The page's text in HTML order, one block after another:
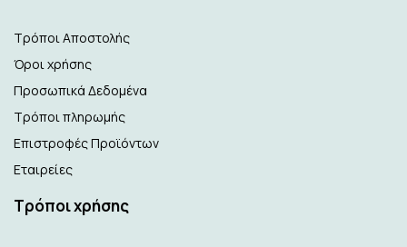
Τρόποι Αποστολής
Όροι χρήσης
Προσωπικά Δεδομένα
Τρόποι πληρωμής
Επιστροφές Προϊόντων
Εταιρείες
Τρόποι χρήσης